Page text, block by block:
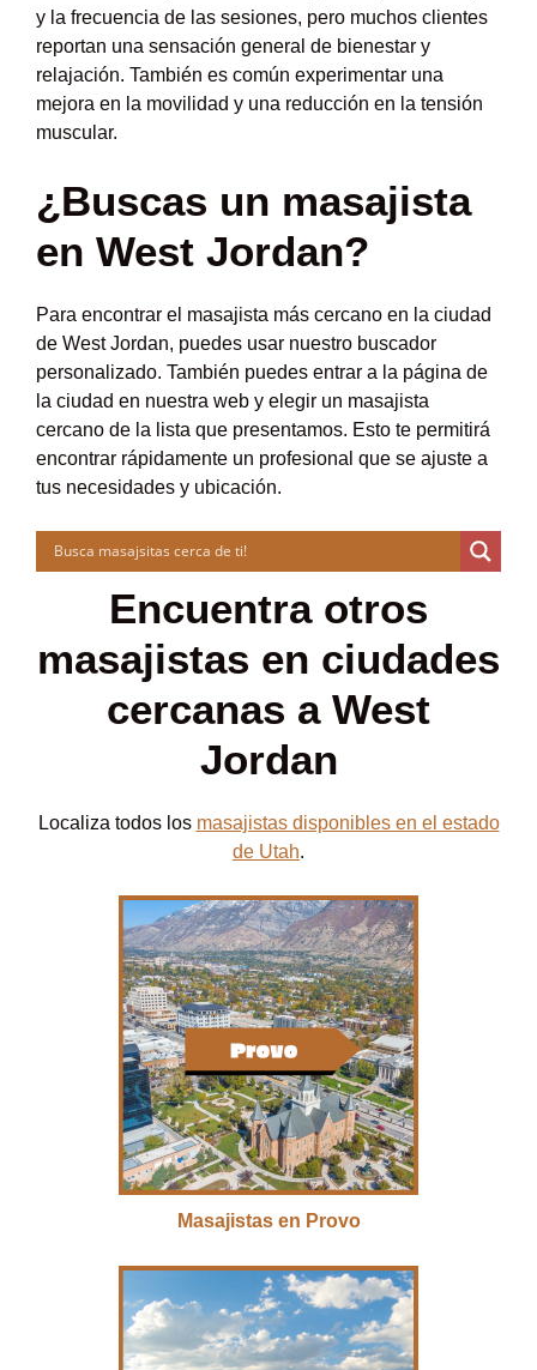
y la frecuencia de las sesiones, pero muchos clientes
reportan una sensación general de bienestar y
relajación. También es común experimentar una
mejora en la movilidad y una reducción en la tensión
muscular.
¿Buscas un masajista
en West Jordan?
Para encontrar el masajista más cercano en la ciudad
de West Jordan, puedes usar nuestro buscador
personalizado. También puedes entrar a la página de
la ciudad en nuestra web y elegir un masajista
cercano de la lista que presentamos. Esto te permitirá
encontrar rápidamente un profesional que se ajuste a
tus necesidades y ubicación.
Encuentra otros
masajistas en ciudades
cercanas a West
Jordan
Localiza todos los masajistas disponibles en el estado
de Utah.
Masajistas en Provo